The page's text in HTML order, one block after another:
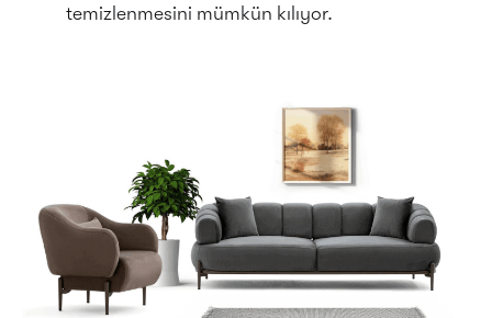
temizlenmesini mümkün kılıyor.